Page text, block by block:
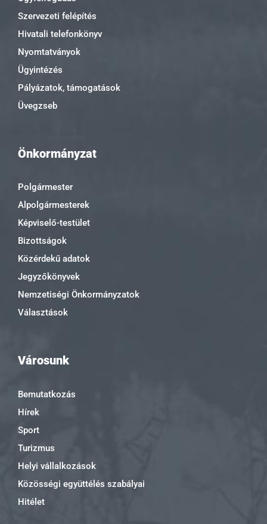
Szervezeti felépítés
Hivatali telefonkönyv
Nyomtatványok
Ügyintézés
Pályázatok, támogatások
Üvegzseb
Önkormányzat
Polgármester
Alpolgármesterek
Képviselő-testület
Bizottságok
Közérdekű adatok
Jegyzőkönyvek
Nemzetiségi Önkormányzatok
Választások
Városunk
Bemutatkozás
Hírek
Sport
Turizmus
Helyi vállalkozások
Közösségi együttélés szabályai
Hitélet